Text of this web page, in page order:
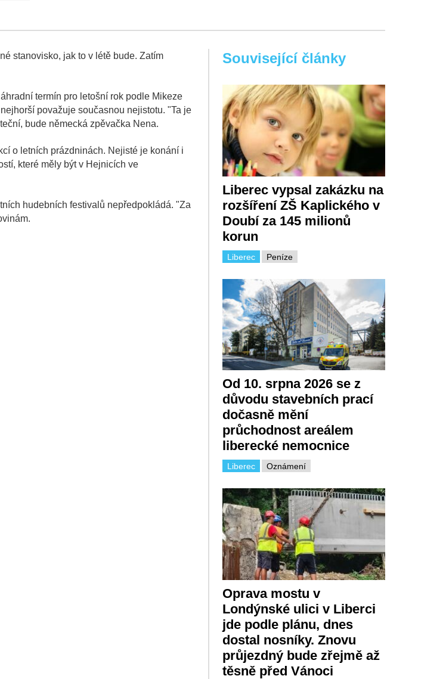
stanovisko, jak to v létě bude. Zatím
termín pro letošní rok podle Mikeze
považuje současnou nejistotu. "Ta je
bude německá zpěvačka Nena.
o letních prázdninách. Nejisté je konání i
které měly být v Hejnicích ve
hudebních festivalů nepředpokládá. "Za
Související články
Liberec vypsal zakázku na
rozšíření ZŠ Kaplického v
Doubí za 145 milionů
korun
Liberec Peníze
Od 10. srpna 2026 se z
důvodu stavebních prací
dočasně mění
průchodnost areálem
liberecké nemocnice
Liberec Oznámení
Oprava mostu v
Londýnské ulici v Liberci
jde podle plánu, dnes
dostal nosníky. Znovu
průjezdný bude zřejmě až
těsně před Vánoci